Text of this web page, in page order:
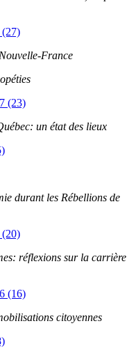
(27)
France
(23)
un état des lieux
durant les Rébellions de
(20)
réflexions sur la carrière
(16)
citoyennes